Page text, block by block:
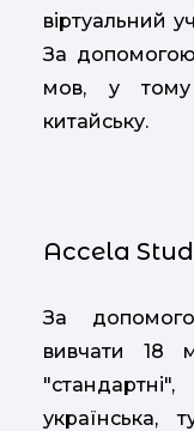
віртуальний
За
мов, у тому
Аccela
За
вивчати 18
українська,